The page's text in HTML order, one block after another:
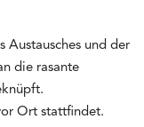
Austausches und der
die rasante
Ort stattfindet.